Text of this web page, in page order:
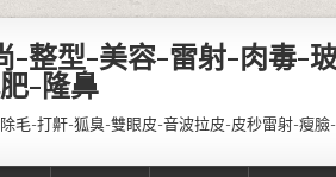
-整型-美容-雷射-肉毒-
-隆鼻
毛-打鼾-狐臭-雙眼皮-音波拉皮-皮秒雷射-瘦臉